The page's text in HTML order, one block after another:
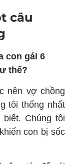
câu
con gái 6
thế?
nên vợ chồng
tôi thống nhất
Chúng tôi
con bị sốc